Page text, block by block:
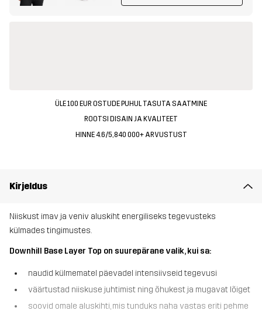
ÜLE 100 EUR OSTUDE PUHUL TASUTA SAATMINE
ROOTSI DISAIN JA KVALITEET
HINNE 4.6/5, 840 000+ ARVUSTUST
Kirjeldus
Niiskust imav ja veniv aluskiht energiliseks tegevusteks
külmades tingimustes.
Downhill Base Layer Top on suurepärane valik, kui sa:
naudid külmematel päevadel intensiivseid tegevusi
väärtustad niiskuse juhtimist ning õhukest ja mugavat lõiget
soovid omale aluskihti, mis tunduks naha vastas eriti pehme